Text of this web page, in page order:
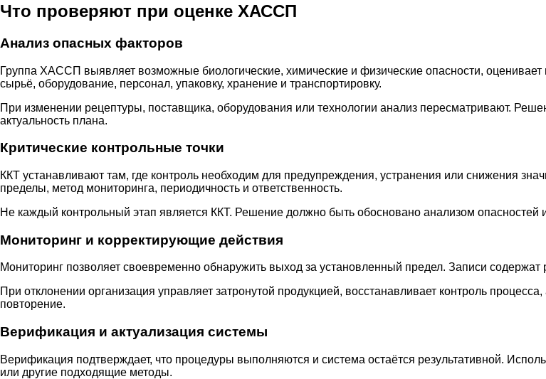
Что проверяют при оценке ХАССП
Анализ опасных факторов
Группа ХАССП выявляет возможные биологические, химические и физические опасности,
сырьё, оборудование, персонал, упаковку, хранение и транспортировку.
При изменении рецептуры, поставщика, оборудования или технологии анализ пересматривают.
актуальность плана.
Критические контрольные точки
ККТ устанавливают там, где контроль необходим для предупреждения, устранения или снижения
пределы, метод мониторинга, периодичность и ответственность.
Не каждый контрольный этап является ККТ. Решение должно быть обосновано анализом опасностей
Мониторинг и корректирующие действия
Мониторинг позволяет своевременно обнаружить выход за установленный предел. Записи содержат
При отклонении организация управляет затронутой продукцией, восстанавливает контроль
повторение.
Верификация и актуализация системы
Верификация подтверждает, что процедуры выполняются и система остаётся результативной.
или другие подходящие методы.